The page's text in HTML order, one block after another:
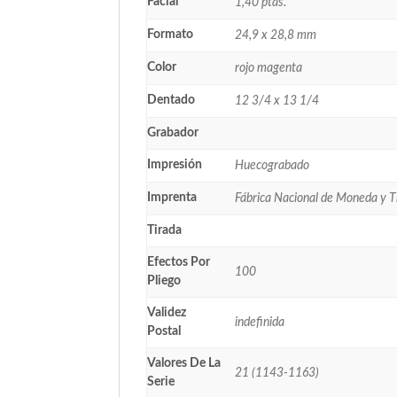
1,40 ptas.
Formato 24,9 x 28,8 mm
Color rojo magenta
Dentado 12 3/4 x 13 1/4
Grabador
Impresión Huecograbado
Imprenta Fábrica Nacional de Moneda y
Tirada
Efectos Por
Pliego
100
Validez
Postal
indefinida
Valores De La
Serie
21 (1143-1163)